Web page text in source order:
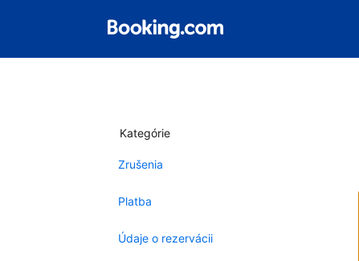
Kategórie
Zrušenia
Platba
Údaje o rezervácii